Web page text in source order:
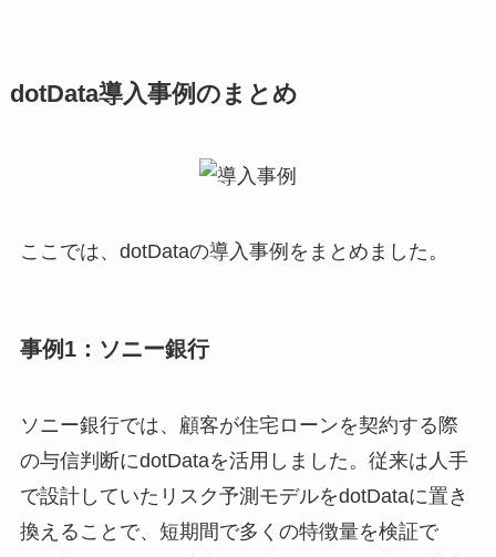
dotData導入事例のまとめ
ここでは、dotDataの導入事例をまとめました。
事例1：ソニー銀行
ソニー銀行では、顧客が住宅ローンを契約する際
の与信判断にdotDataを活用しました。従来は人手
で設計していたリスク予測モデルをdotDataに置き
換えることで、短期間で多くの特徴量を検証で